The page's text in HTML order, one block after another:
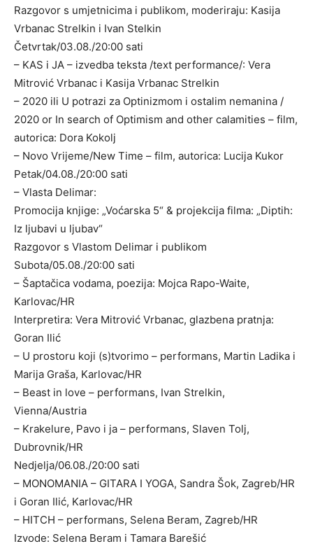
Razgovor s umjetnicima i publikom, moderiraju: Kasija
Vrbanac Strelkin i Ivan Stelkin
Četvrtak/03.08./20:00 sati
– KAS i JA – izvedba teksta /text performance/: Vera
Mitrović Vrbanac i Kasija Vrbanac Strelkin
– 2020 ili U potrazi za Optinizmom i ostalim nemanina /
2020 or In search of Optimism and other calamities – film,
autorica: Dora Kokolj
– Novo Vrijeme/New Time – film, autorica: Lucija Kukor
Petak/04.08./20:00 sati
– Vlasta Delimar:
Promocija knjige: „Voćarska 5“ & projekcija filma: „Diptih:
Iz ljubavi u ljubav“
Razgovor s Vlastom Delimar i publikom
Subota/05.08./20:00 sati
– Šaptačica vodama, poezija: Mojca Rapo-Waite,
Karlovac/HR
Interpretira: Vera Mitrović Vrbanac, glazbena pratnja:
Goran Ilić
– U prostoru koji (s)tvorimo – performans, Martin Ladika i
Marija Graša, Karlovac/HR
– Beast in love – performans, Ivan Strelkin,
Vienna/Austria
– Krakelure, Pavo i ja – performans, Slaven Tolj,
Dubrovnik/HR
Nedjelja/06.08./20:00 sati
– MONOMANIA – GITARA I YOGA, Sandra Šok, Zagreb/HR
i Goran Ilić, Karlovac/HR
– HITCH – performans, Selena Beram, Zagreb/HR
Izvode: Selena Beram i Tamara Barešić